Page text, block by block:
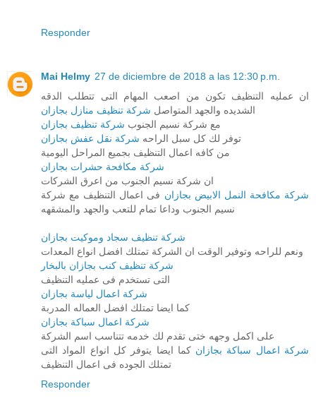
Responder
Mai Helmy 27 de diciembre de 2018 a las 12:30 p.m.
ان عمليه التنظيف تكون من اصعب المهام التى تتطلب الدقه
الشديده والجهد المتواصل شركة تنظيف منازل بجازان
مع شركة نسيم الجنوب شركة تنظيف بجازان
توفر لك كل سبل الراحه شركة نقل عفش بجازان
من كافه اعمال التنظيف بجميع المراحل اليومية
شركة مكافحة حشرات بجازان
ان شركة نسيم الجنوب من اعرق الشركات
شركة مكافحة النمل الابيض بجازان فى اعمال التنظيف مع شركة
نسيم الجنوب وداعا تمام للتعب والجهد والمشقهه
شركة تنظيف سجاد وموكيت بجازان
ونعم للراحه وتوفير الوقت ان الشركة تمتلك افضل انواع المعدات
شركة تنظيف كنب بجازان بالبخار
التى تستخدم فى عمليه التنظيف
شركة اعمال لياسة بجازان
كما ايضا تمتلك افضل العماله المدربة
شركة اعمال سباكة بجازان
على اكمل وجهه ختى تقدم لك خدمه تتناسب اسم الشركة
شركة اعمال سباكة بجازان كما ايضا يتوفر كل انواع المواد التى
تمتلك الجوده فى اعمال التنظيف
Responder